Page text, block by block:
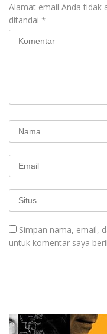
Alamat email Anda tidak
ditandai *
Simpan nama, email,
untuk komentar saya